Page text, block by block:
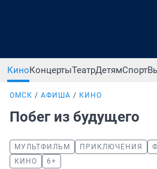
КиноКонцертыТеатрДетямСпорт
ОМСК АФИША КИНО
Побег из будущего
МУЛЬТФИЛЬМ ПРИКЛЮЧЕНИЯ
КИНО
6+